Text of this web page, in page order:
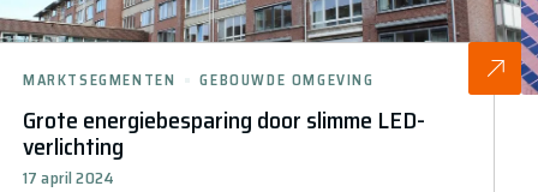
Grote energiebesparing door slimme LED-
verlichting
17 april 2024
MARKTSEGMENTEN GEBOUWDE OMGEVING